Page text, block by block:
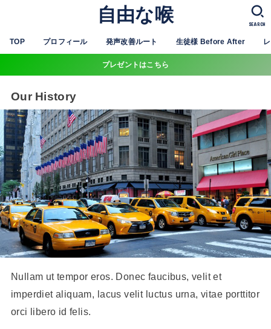
自由な喉
TOP プロフィール 発声改善ルート 生徒様 Before After
SEARCH
プレゼントはこちら
Our History
Nullam ut tempor eros. Donec faucibus, velit et
imperdiet aliquam, lacus velit luctus urna, vitae porttitor
orci libero id felis.